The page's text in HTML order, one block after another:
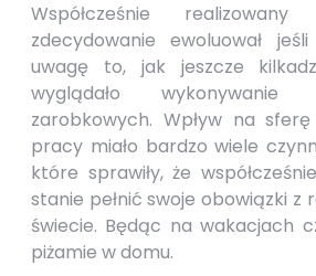
Współcześnie
zdecydowanie ewoluował
uwagę to, jak jeszcze
wyglądało
zarobkowych. Wpływ na
pracy miało bardzo wiele
które sprawiły, że
stanie pełnić swoje obowiązki z
świecie. Będąc na wakacjach
piżamie w domu.